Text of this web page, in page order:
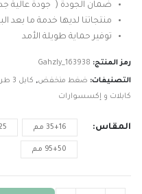
ضمان الجودة ( جودة عالية
منتجاتنا لديها خدمة ما بعد
توفير حماية طويلة الأمد
رمز المنتج: Gahzly_163938
التصنيفات: ضغط منخفض, كابل 3 طرف
كابلات و إكسسوارات
المقاس 35+16 مم
95+50 مم